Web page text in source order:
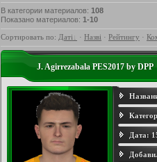
В категории материалов: 108
Показано материалов: 1-10
Сортировать по: Даті · Назві · Рейтингу ·
J. Agirrezabala PES2017 by DPP
Дата: